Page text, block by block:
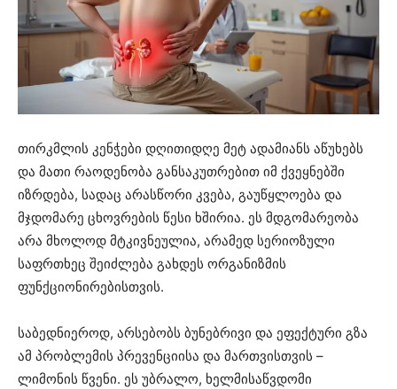
თირკმლის კენჭები დღითიდღე მეტ ადამიანს აწუხებს
და მათი რაოდენობა განსაკუთრებით იმ ქვეყნებში
იზრდება, სადაც არასწორი კვება, გაუწყლოება და
მჯდომარე ცხოვრების წესი ხშირია. ეს მდგომარეობა
არა მხოლოდ მტკივნეულია, არამედ სერიოზული
საფრთხეც შეიძლება გახდეს ორგანიზმის
ფუნქციონირებისთვის.
საბედნიეროდ, არსებობს ბუნებრივი და ეფექტური გზა
ამ პრობლემის პრევენციისა და მართვისთვის –
ლიმონის წვენი. ეს უბრალო, ხელმისაწვდომი